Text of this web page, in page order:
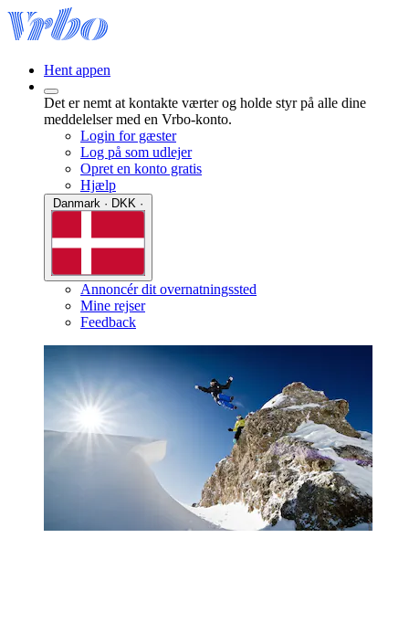
Hent appen
Det er nemt at kontakte værter og holde styr på alle dine
meddelelser med en Vrbo-konto.
Login for gæster
Log på som udlejer
Opret en konto gratis
Hjælp
Annoncér dit overnatningssted
Mine rejser
Feedback